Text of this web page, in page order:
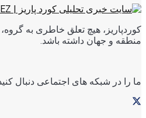
کوردپاریز، هیچ تعلق خاطری به
منطقه و جهان داشته باشد.
ما را در شبکه های اجتماعی دنبال